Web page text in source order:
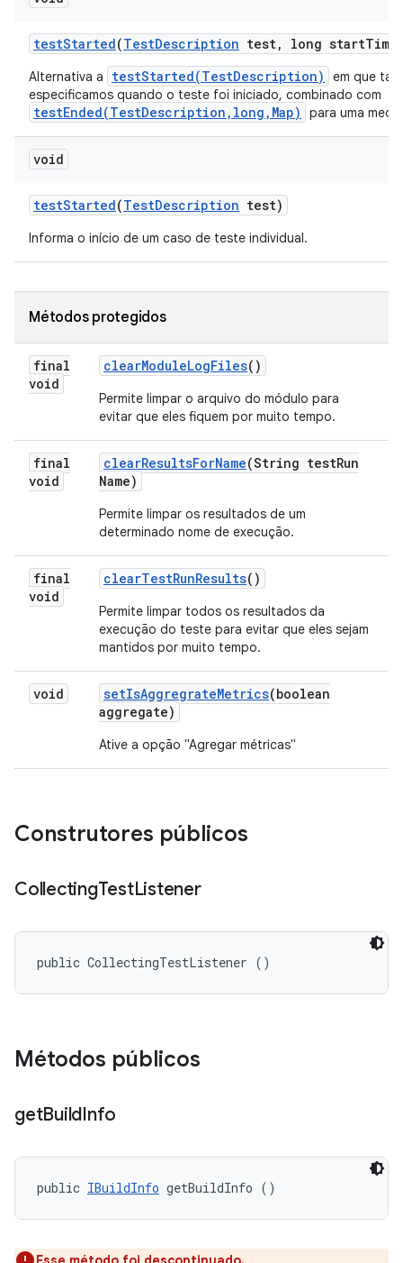
testStarted(TestDescription test, long start
Alternativa a testStarted(TestDescription)
em que
especificamos quando o teste foi iniciado, combinado com
testEnded(TestDescription,long,Map) para uma
void
testStarted(TestDescription test)
Informa o início de um caso de teste individual.
Métodos protegidos
final
void
clearModuleLogFiles()
Permite limpar o arquivo do módulo para
evitar que eles fiquem por muito tempo.
final
void
clearResultsForName(String testRun
Name)
Permite limpar os resultados de um
determinado nome de execução.
final
void
clearTestRunResults()
Permite limpar todos os resultados da
execução do teste para evitar que eles sejam
mantidos por muito tempo.
void setIsAggregrateMetrics(boolean
aggregate)
Ative a opção "Agregar métricas"
Construtores públicos
CollectingTestListener
public CollectingTestListener ()
Métodos públicos
getBuildInfo
public IBuildInfo getBuildInfo ()